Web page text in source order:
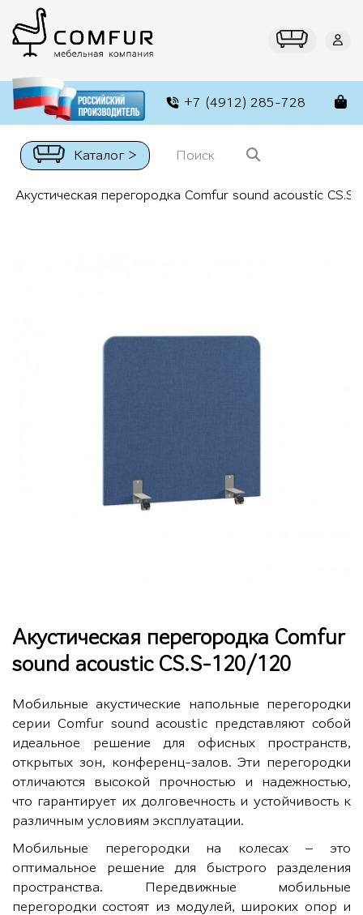
+7 (4912) 285-728
Каталог >
Акустическая перегородка Comfur sound acoustic
Акустическая перегородка Comfur
sound acoustic CS.S-120/120
Мобильные акустические напольные перегородки
серии Comfur sound acoustic представляют собой
идеальное решение для офисных пространств,
открытых зон, конференц-залов. Эти перегородки
отличаются высокой прочностью и надежностью,
что гарантирует их долговечность и устойчивость к
различным условиям эксплуатации.
Мобильные перегородки на колесах – это
оптимальное решение для быстрого разделения
пространства. Передвижные мобильные
перегородки состоят из модулей, широких опор и